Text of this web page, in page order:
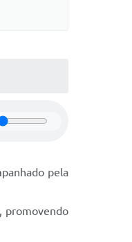
pela
promovendo